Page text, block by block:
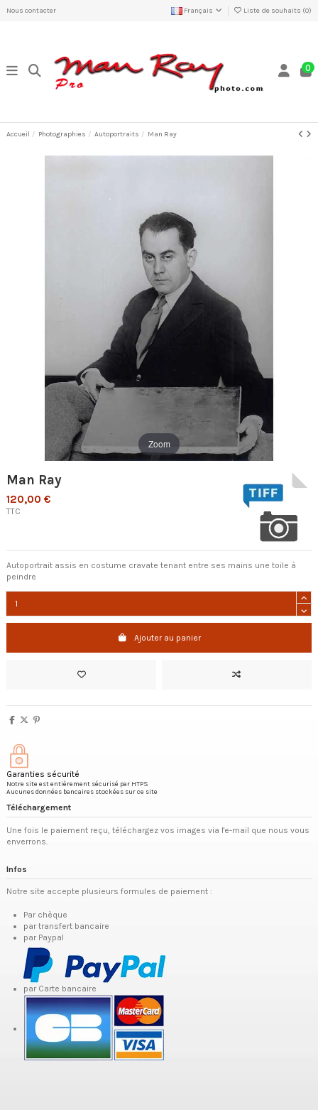
Nous contacter Français Liste de souhaits (0)
0
Accueil Photographies Autoportraits Man Ray
Zoom
Man Ray
120,00 €
TTC
Autoportrait assis en costume cravate tenant entre ses mains une toile à
peindre
Ajouter au panier
Garanties sécurité
Notre site est entièrement sécurisé par HTPS
Aucunes données bancaires stockées sur ce site
Téléchargement
Une fois le paiement reçu, téléchargez vos images via l'e-mail que nous vous
enverrons.
Infos
Notre site accepte plusieurs formules de paiement :
Par chèque
par transfert bancaire
par Paypal
par Carte bancaire